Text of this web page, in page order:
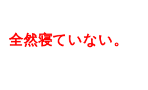
全然寝ていない。